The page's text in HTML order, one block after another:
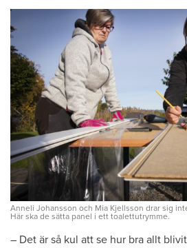
Anneli Johansson och Mia Kjellsson drar sig
Här ska de sätta panel i ett toalettutrymme.
– Det är så kul att se hur bra allt